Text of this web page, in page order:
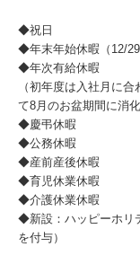
◆祝日
◆年末年始休暇（12/29
◆年次有給休暇
（初年度は入社月に
て8月のお盆期間に消化
◆慶弔休暇
◆公務休暇
◆産前産後休暇
◆育児休業休暇
◆介護休業休暇
◆新設：ハッピーホリ
を付与）